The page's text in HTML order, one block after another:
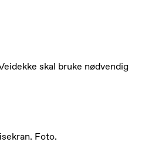
skal bruke nødvendig